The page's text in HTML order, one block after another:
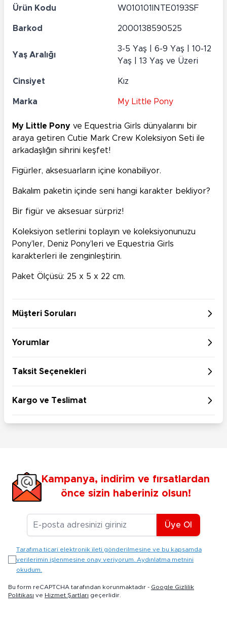
Ürün Kodu W010101INTE0193SF
Barkod 2000138590525
Yaş Aralığı
3-5 Yaş | 6-9 Yaş | 10-12
Yaş | 13 Yaş ve Üzeri
Cinsiyet Kız
Marka My Little Pony
My Little Pony ve Equestria Girls dünyalarını bir
araya getiren Cutie Mark Crew Koleksiyon Seti ile
arkadaşlığın sihrini keşfet!
Figürler, aksesuarların içine konabiliyor.
Bakalım paketin içinde seni hangi karakter bekliyor?
Bir figür ve aksesuar sürpriz!
Koleksiyon setlerini toplayın ve koleksiyonunuzu
Pony’ler, Deniz Pony’leri ve Equestria Girls
karakterleri ile zenginleştirin.
Paket Ölçüsü: 25 x 5 x 22 cm.
Müşteri Soruları
Yorumlar
Taksit Seçenekleri
Kargo ve Teslimat
Kampanya, indirim ve fırsatlardan
önce sizin haberiniz olsun!
E-posta Adresiniz
Üye Ol
Tarafıma ticari elektronik ileti gönderilmesine ve bu kapsamda
verilerimin işlenmesine onay veriyorum. Aydınlatma metnini
okudum.
Bu form reCAPTCHA tarafından korunmaktadır - Google Gizlilik
Politikası ve Hizmet Şartları geçerlidir.